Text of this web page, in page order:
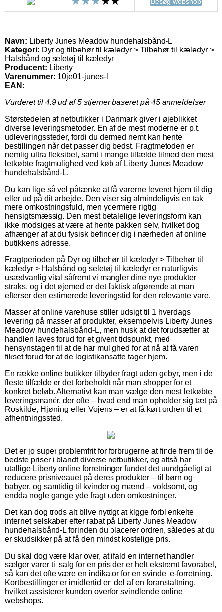
Navn: Liberty Junes Meadow hundehalsbånd-L
Kategori: Dyr og tilbehør til kæledyr > Tilbehør til kæledyr >
Halsbånd og seletøj til kæledyr
Producent: Liberty
Varenummer: 10je01-junes-l
EAN:
Vurderet til 4.9 ud af 5 stjerner baseret på 45 anmeldelser
Størstedelen af netbutikker i Danmark giver i øjeblikket
diverse leveringsmetoder. En af de mest moderne er p.t.
udleveringssteder, fordi du dermed nemt kan hente
bestillingen når det passer dig bedst. Fragtmetoden er
nemlig ultra fleksibel, samt i mange tilfælde tilmed den mest
letkøbte fragtmulighed ved køb af Liberty Junes Meadow
hundehalsbånd-L.
Du kan lige så vel påtænke at få varerne leveret hjem til dig
eller ud på dit arbejde. Den viser sig almindeligvis en tak
mere omkostningsfuld, men ydermere rigtig
hensigtsmæssig. Den mest betalelige leveringsform kan
ikke modsiges at være at hente pakken selv, hvilket dog
afhænger af at du fysisk befinder dig i nærheden af online
butikkens adresse.
Fragtperioden på Dyr og tilbehør til kæledyr > Tilbehør til
kæledyr > Halsbånd og seletøj til kæledyr er naturligvis
usædvanlig vital såfremt vi mangler dine nye produkter
straks, og i det øjemed er det faktisk afgørende at man
efterser den estimerede leveringstid for den relevante vare.
Masser af online varehuse stiller udsigt til 1 hverdags
levering på masser af produkter, eksempelvis Liberty Junes
Meadow hundehalsbånd-L, men husk at det forudsætter at
handlen laves forud for et givent tidspunkt, med
hensynstagen til at de har mulighed for at nå at få varen
fikset forud for at de logistikansatte tager hjem.
En række online butikker tilbyder fragt uden gebyr, men i de
fleste tilfælde er det forbeholdt når man shopper for et
konkret beløb. Alternativt kan man vælge den mest letkøbte
leveringsmanér, der ofte – hvad end man opholder sig tæt på
Roskilde, Hjørring eller Vojens – er at få kørt ordren til et
afhentningssted.
Det er jo super problemfrit for forbrugerne at finde frem til de
bedste priser i blandt diverse netbutikker, og altså har
utallige Liberty online forretninger fundet det uundgåeligt at
reducere prisniveauet på deres produkter – til børn og
babyer, og samtidig til kvinder og mænd – voldsomt, og
endda nogle gange yde fragt uden omkostninger.
Det kan dog trods alt blive nyttigt at kigge forbi enkelte
internet selskaber efter rabat på Liberty Junes Meadow
hundehalsbånd-L forinden du placerer ordren, således at du
er skudsikker på at få den mindst kostelige pris.
Du skal dog være klar over, at ifald en internet handler
sælger varer til salg for en pris der er helt ekstremt favorabel,
så kan det ofte være en indikator for en svindel e-forretning.
Kortbestillinger er imidlertid en del af en foranstaltning,
hvilket assisterer kunden overfor svindlende online
webshops.